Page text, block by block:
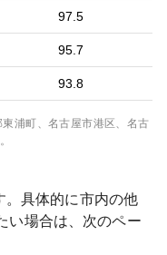
97.5
95.7
93.8
浦町、名古屋市港区、名古
。具体的に市内の他
い場合は、次のペー